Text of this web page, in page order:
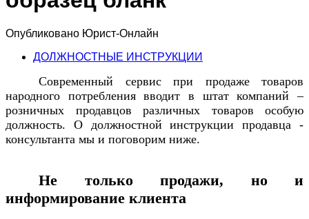
Опубликовано Юрист-Онлайн
ДОЛЖНОСТНЫЕ ИНСТРУКЦИИ
Современный сервис при продаже товаров
народного потребления вводит в штат компаний –
розничных продавцов различных товаров особую
должность. О должностной инструкции продавца -
консультанта мы и поговорим ниже.
Не только продажи, но и
информирование клиента